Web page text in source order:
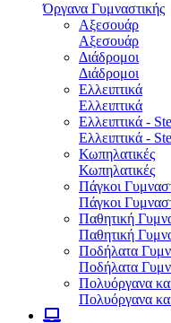
Όργανα Γυμναστικής
Αξεσουάρ
Αξεσουάρ
Διάδρομοι
Διάδρομοι
Ελλειπτικά
Ελλειπτικά
Ελλειπτικά -
Ελλειπτικά -
Κωπηλατικές
Κωπηλατικές
Πάγκοι
Πάγκοι
Παθητική
Παθητική
Ποδήλατα
Ποδήλατα
Πολυόργανα
Πολυόργανα